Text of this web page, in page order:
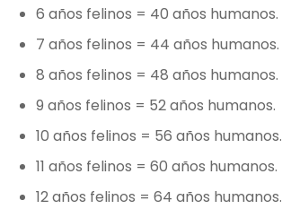
6 años felinos = 40 años humanos.
7 años felinos = 44 años humanos.
8 años felinos = 48 años humanos.
9 años felinos = 52 años humanos.
10 años felinos = 56 años humanos.
11 años felinos = 60 años humanos.
12 años felinos = 64 años humanos.